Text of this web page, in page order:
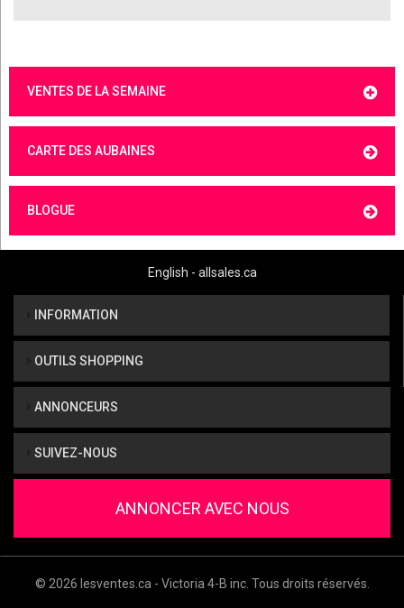
VENTES DE LA SEMAINE
CARTE DES AUBAINES
BLOGUE
English - allsales.ca
INFORMATION
OUTILS SHOPPING
ANNONCEURS
SUIVEZ-NOUS
ANNONCER AVEC NOUS
© 2026 lesventes.ca - Victoria 4-B inc. Tous droits réservés.